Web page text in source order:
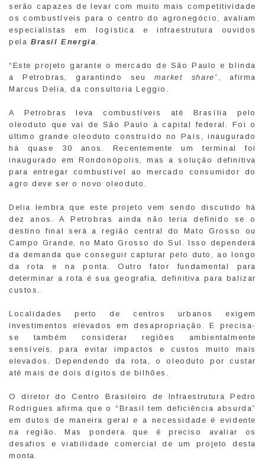
serão capazes de levar com muito mais competitividade
os combustíveis para o centro do agronegócio, avaliam
especialistas em logística e infraestrutura ouvidos
pela Brasil Energia.
“Este projeto garante o mercado de São Paulo e blinda
a Petrobras, garantindo seu market share”, afirma
Marcus Delia, da consultoria Leggio.
A Petrobras leva combustíveis até Brasília pelo
oleoduto que vai de São Paulo à capital federal. Foi o
último grande oleoduto construído no País, inaugurado
há quase 30 anos. Recentemente um terminal foi
inaugurado em Rondonópolis, mas a solução definitiva
para entregar combustível ao mercado consumidor do
agro deve ser o novo oleoduto.
Delia lembra que este projeto vem sendo discutido há
dez anos. A Petrobras ainda não teria definido se o
destino final será a região central do Mato Grosso ou
Campo Grande, no Mato Grosso do Sul. Isso dependerá
da demanda que conseguir capturar pelo duto, ao longo
da rota e na ponta. Outro fator fundamental para
determinar a rota é sua geografia, definitiva para balizar
custos.
Localidades perto de centros urbanos exigem
investimentos elevados em desapropriação. E precisa-
se também considerar regiões ambientalmente
sensíveis, para evitar impactos e custos muito mais
elevados. Dependendo da rota, o oleoduto por custar
até mais de dois dígitos de bilhões.
O diretor do Centro Brasileiro de Infraestrutura Pedro
Rodrigues afirma que o “Brasil tem deficiência absurda”
em dutos de maneira geral e a necessidade é evidente
na região. Mas pondera que é preciso avaliar os
desafios e viabilidade comercial de um projeto desta
monta.